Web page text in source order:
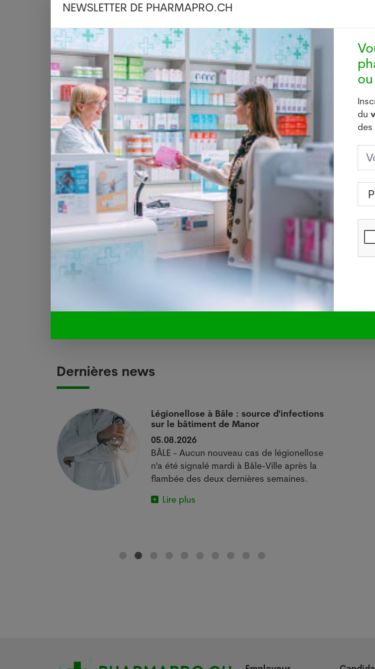
Selon ce décompte, 3776 nouveaux diagnostics positifs ont été
écoulée, contre 2238 mardi. Et depuis mai, la barre des 3000 nouveaux cas
deux reprises, samedi et dimanche dernier.
Au total, 16'747 personnes ont été dépistées positives au Covid-19 sur les
Les hôpitaux français ont admis 162 nouveaux patients atteints de Covid-19
24 heures, contre 185 mardi. Au total, 4806 personnes sont hospitalisées
Covid-19, un chiffre en baisse (elles étaient 4823 mardi).
Le nombre de patients en réanimation (374) a légèrement baissé par
patients ont été admis dans des services de réanimation, contre 28 lundi.
30'468 personnes sont décédées en France depuis le début de
mardi), dont 19'957 au sein des établissements hospitaliers et 10'511 en
médico-sociaux (un chiffre qui date de mardi et sera actualisé le 25 août).
Le pourcentage de tests positifs continue à légèrement augmenter, à
nouveaux foyers de cas groupés (clusters) ont été détectés, a aussi indiqué la
Le 20 août 2020. Source : AFP, Keystone-ATS (Pharmapro Sàrl est client de
Dernières news
Légionellose à Bâle : source d'infections
sur le bâtiment de Manor
05.08.2026
BÂLE - Aucun nouveau cas de légionellose
n'a été signalé mardi à Bâle-Ville après la
flambée des deux dernières semaines.
Lire plus
NEWSLETTER DE PHARMAPRO.CH
du
des